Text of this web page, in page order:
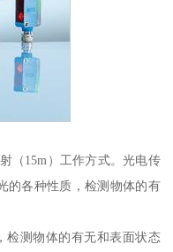
（15m）工作方式。光电传
的各种性质，检测物体的有
检测物体的有无和表面状态